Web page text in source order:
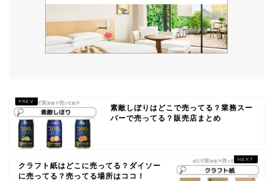
素敵しぼりはどこで売ってる？業務スー
パーで売ってる？販売店まとめ
クラフト紙はどこに売ってる？ダイソー
に売ってる？売ってる場所はココ！